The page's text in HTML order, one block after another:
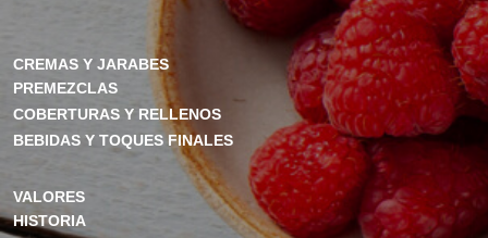
CREMAS Y JARABES
PREMEZCLAS
COBERTURAS Y RELLENOS
BEBIDAS Y TOQUES FINALES
VALORES
HISTORIA